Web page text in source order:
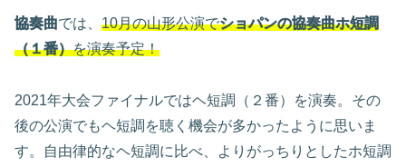
協奏曲では、 10月の山形公演でショパンの協奏曲ホ短調
（１番）を演奏予定！
2021年大会ファイナルではヘ短調（２番）を演奏。その
後の公演でもヘ短調を聴く機会が多かったように思いま
す。自由律的なヘ短調に比べ、よりがっちりとしたホ短調